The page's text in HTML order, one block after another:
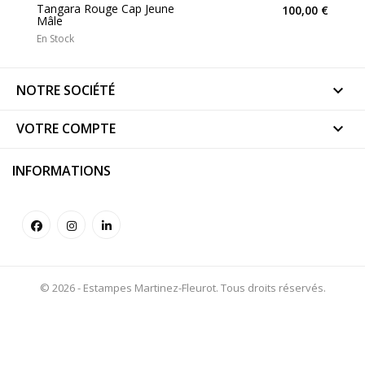
Tangara Rouge Cap Jeune
Mâle
100,00 €
En Stock
NOTRE SOCIÉTÉ 
VOTRE COMPTE 
INFORMATIONS
© 2026 - Estampes Martinez-Fleurot. Tous droits réservés.